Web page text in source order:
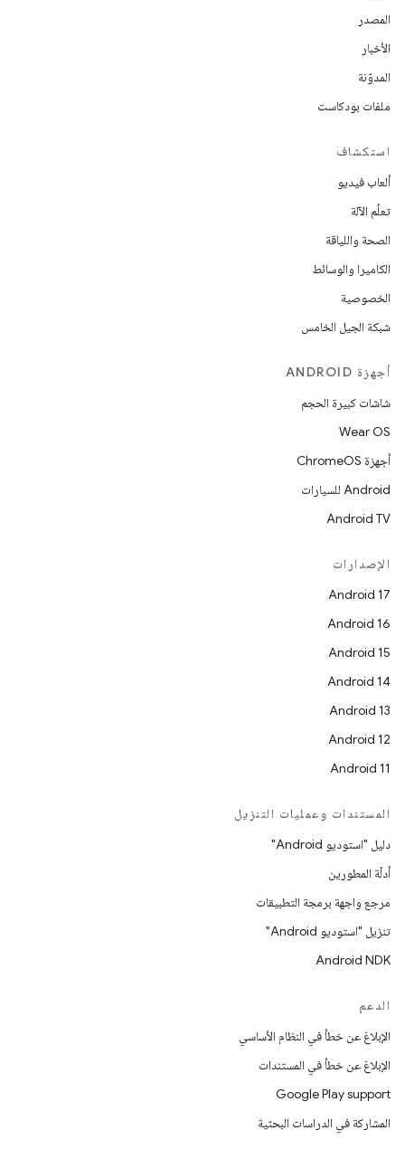
المصدر
الأخبار
المدوّنة
ملفات بودكاست
استكشاف
ألعاب فيديو
تعلُم الآلة
الصحة واللياقة
الكاميرا والوسائط
الخصوصية
شبكة الجيل الخامس
أجهزة ANDROID
شاشات كبيرة الحجم
Wear OS
أجهزة ChromeOS
Android للسيارات
Android TV
الإصدارات
Android 17
Android 16
Android 15
Android 14
Android 13
Android 12
Android 11
المستندات وعمليات التنزيل
دليل "استوديو Android"
أدلّة المطورين
مرجع واجهة برمجة التطبيقات
تنزيل "استوديو Android"
Android NDK
الدعم
الإبلاغ عن خطأ في النظام الأساسي
الإبلاغ عن خطأ في المستندات
Google Play support
المشاركة في الدراسات البحثية